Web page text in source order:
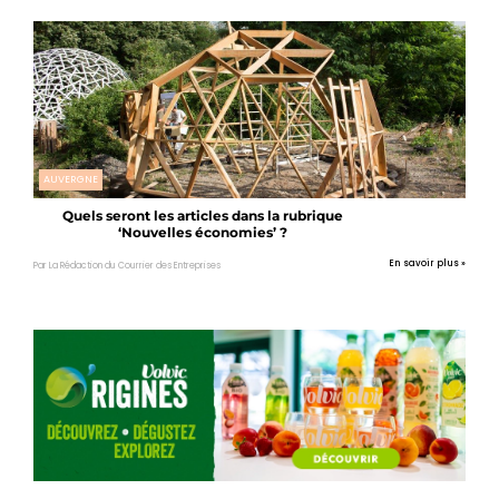
AUVERGNE
Quels seront les articles dans la rubrique
‘Nouvelles économies’ ?
Par La Rédaction du Courrier des Entreprises En savoir plus »